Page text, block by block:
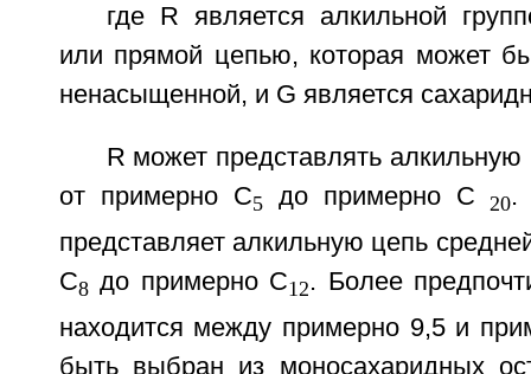
где R является алкильной
или прямой цепью, которая может
ненасыщенной, и G является
R может представлять
от примерно C5 до примерно С 20.
представляет алкильную цепь
С8 до примерно C12. Более
находится между примерно 9,5 и
быть выбран из моносахаридных